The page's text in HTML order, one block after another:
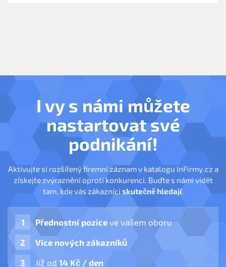
I vy s námi můžete
nastartovat své
podnikání!
Aktivujte si rozšířený firemní záznam v katalogu InFirmy.cz a
získejte zvýraznění oproti konkurenci. Buďte s námi vidět
tam, kde vás zákazníci skutečně hledají.
Přednostní pozice ve vašem oboru
Více nových zákazníků
Již od 14 Kč / den